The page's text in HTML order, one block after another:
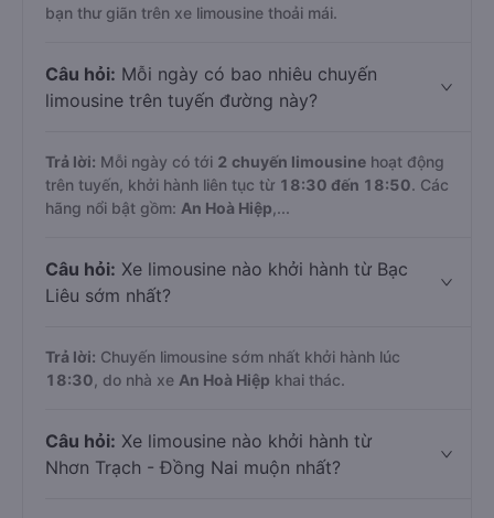
bạn thư giãn trên xe limousine thoải mái.
Câu hỏi: Mỗi ngày có bao nhiêu chuyến
limousine trên tuyến đường này?
Trả lời: Mỗi ngày có tới 2 chuyến limousine hoạt động
trên tuyến, khởi hành liên tục từ 18:30 đến 18:50. Các
hãng nổi bật gồm: An Hoà Hiệp ,...
Câu hỏi: Xe limousine nào khởi hành từ Bạc
Liêu sớm nhất?
Trả lời: Chuyến limousine sớm nhất khởi hành lúc
18:30 , do nhà xe An Hoà Hiệp khai thác.
Câu hỏi: Xe limousine nào khởi hành từ
Nhơn Trạch - Đồng Nai muộn nhất?